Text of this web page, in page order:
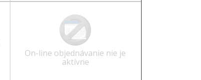
On-line objednávanie nie je
aktívne